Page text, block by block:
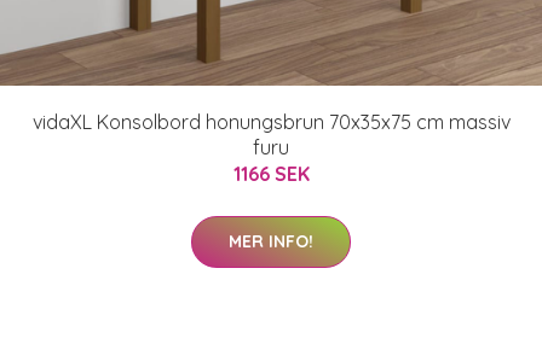
vidaXL Konsolbord honungsbrun 70x35x75 cm massiv
furu
1166 SEK
MER INFO!